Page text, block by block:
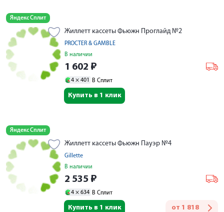
Яндекс Сплит
Жиллетт кассеты Фьюжн Проглайд №2
PROCTER & GAMBLE
В наличии
1 602 ₽
4 × 401 В Сплит
Купить в 1 клик
Яндекс Сплит
Жиллетт кассеты Фьюжн Пауэр №4
Gillette
В наличии
2 535 ₽
4 × 634 В Сплит
от 1 818
Купить в 1 клик